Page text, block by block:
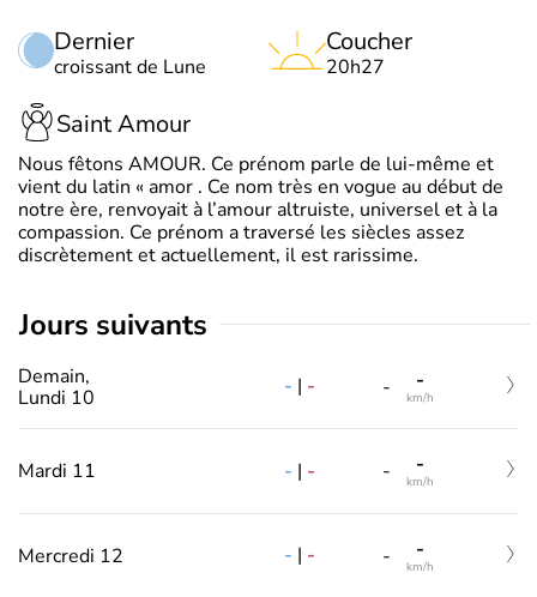
Dernier
croissant de Lune
Coucher
20h27
Saint Amour
Nous fêtons AMOUR. Ce prénom parle de lui-même et
vient du latin « amor . Ce nom très en vogue au début de
notre ère, renvoyait à l’amour altruiste, universel et à la
compassion. Ce prénom a traversé les siècles assez
discrètement et actuellement, il est rarissime.
jours suivants
Demain,
Lundi 10
- | - - -
km/h
Mardi 11 - | - - -
km/h
Mercredi 12 - | - - -
km/h